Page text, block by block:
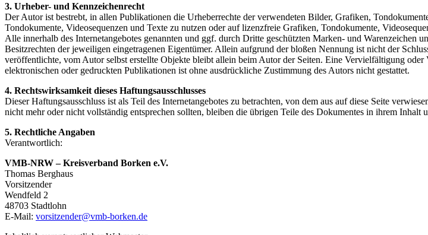
3. Urheber- und Kennzeichenrecht
Der Autor ist bestrebt, in allen Publikationen die Urheberrechte der verwendeten Bilder, Grafiken,
Tondokumente, Videosequenzen und Texte zu nutzen oder auf lizenzfreie Grafiken, Tondokumente,
Alle innerhalb des Internetangebotes genannten und ggf. durch Dritte geschützten Marken- und Warenzeichen
Besitzrechten der jeweiligen eingetragenen Eigentümer. Allein aufgrund der bloßen Nennung ist nicht der
veröffentlichte, vom Autor selbst erstellte Objekte bleibt allein beim Autor der Seiten. Eine Vervielfältigung
elektronischen oder gedruckten Publikationen ist ohne ausdrückliche Zustimmung des Autors nicht gestattet.
4. Rechtswirksamkeit dieses Haftungsausschlusses
Dieser Haftungsausschluss ist als Teil des Internetangebotes zu betrachten, von dem aus auf diese Seite
nicht mehr oder nicht vollständig entsprechen sollten, bleiben die übrigen Teile des Dokumentes in ihrem Inhalt
5. Rechtliche Angaben
Verantwortlich:
VMB-NRW – Kreisverband Borken e.V.
Thomas Berghaus
Vorsitzender
Wendfeld 2
48703 Stadtlohn
E-Mail: vorsitzender@vmb-borken.de